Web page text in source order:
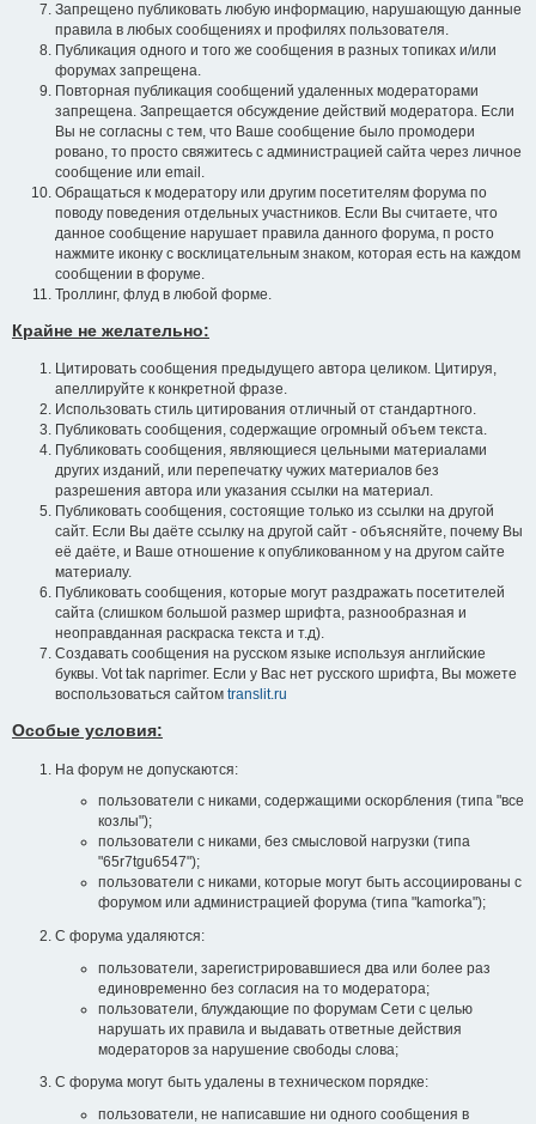
Запрещено публиковать любую информацию, нарушающую данные
правила в любых сообщениях и профилях пользователя.
Публикация одного и того же сообщения в разных топиках и/или
форумах запрещена.
Повторная публикация сообщений удаленных модераторами
запрещена. Запрещается обсуждение действий модератора. Если
Вы не согласны с тем, что Ваше сообщение было промодери
ровано, то просто свяжитесь с администрацией сайта через личное
сообщение или email.
Обращаться к модератору или другим посетителям форума по
поводу поведения отдельных участников. Если Вы считаете, что
данное сообщение нарушает правила данного форума, п росто
нажмите иконку с восклицательным знаком, которая есть на каждом
сообщении в форуме.
Троллинг, флуд в любой форме.
Крайне не желательно:
Цитировать сообщения предыдущего автора целиком. Цитируя,
апеллируйте к конкретной фразе.
Использовать стиль цитирования отличный от стандартного.
Публиковать сообщения, содержащие огромный объем текста.
Публиковать сообщения, являющиеся цельными материалами
других изданий, или перепечатку чужих материалов без
разрешения автора или указания ссылки на материал.
Публиковать сообщения, состоящие только из ссылки на другой
сайт. Если Вы даёте ссылку на другой сайт - объясняйте, почему Вы
её даёте, и Ваше отношение к опубликованном у на другом сайте
материалу.
Публиковать сообщения, которые могут раздражать посетителей
сайта (слишком большой размер шрифта, разнообразная и
неоправданная раскраска текста и т.д).
Создавать сообщения на русском языке используя английские
буквы. Vot tak naprimer. Если у Вас нет русского шрифта, Вы можете
воспользоваться сайтом translit.ru
Особые условия:
На форум не допускаются:
пользователи с никами, содержащими оскорбления (типа "все
козлы");
пользователи с никами, без смысловой нагрузки (типа
"65r7tgu6547");
пользователи с никами, которые могут быть ассоциированы с
форумом или администрацией форума (типа "kamorka");
С форума удаляются:
пользователи, зарегистрировавшиеся два или более раз
единовременно без согласия на то модератора;
пользователи, блуждающие по форумам Сети с целью
нарушать их правила и выдавать ответные действия
модераторов за нарушение свободы слова;
С форума могут быть удалены в техническом порядке:
пользователи, не написавшие ни одного сообщения в